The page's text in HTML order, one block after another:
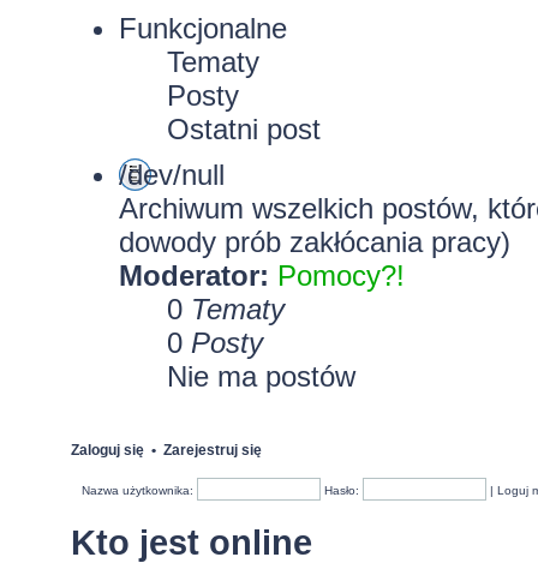
Funkcjonalne
Tematy
Posty
Ostatni post
/dev/null
Archiwum wszelkich postów,
dowody prób zakłócania pracy)
Moderator: Pomocy?!
0 Tematy
0 Posty
Nie ma postów
Zaloguj się• Zarejestruj się
Nazwa użytkownika: Hasło: |Loguj
Kto jest online